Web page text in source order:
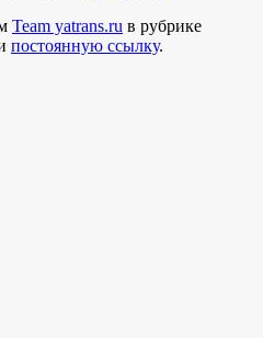
Team yatrans.ru в рубрике
постоянную ссылку.